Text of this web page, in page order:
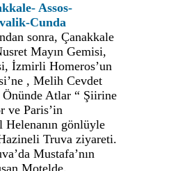
Assos-
Cunda
sonra, Çanakkale
Mayın Gemisi,
İzmirli Homeros’un
, Melih Cevdet
Önünde Atlar “ Şiirine
ve Paris’in
Helenanın gönlüyle
Truva ziyareti.
Mustafa’nın
Motelde.